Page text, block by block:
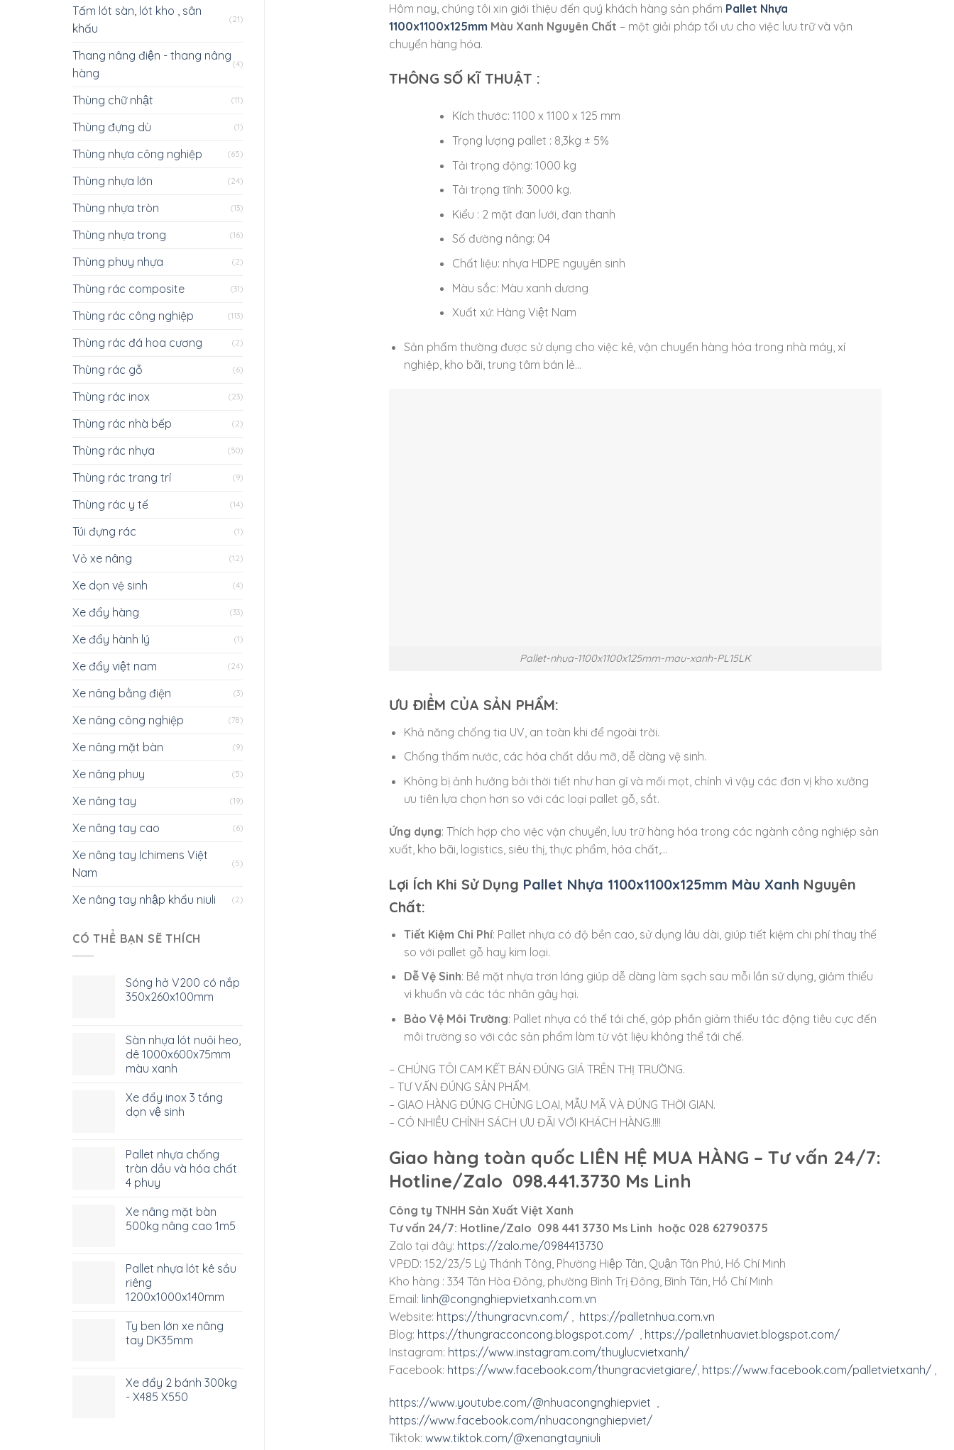
Tấm lót sàn, lót kho , sân
khấu
(21)
Thang nâng điện - thang nâng
hàng
(4)
Thùng chữ nhật (11)
Thùng đựng dù (1)
Thùng nhựa công nghiệp (65)
Thùng nhựa lớn (24)
Thùng nhựa tròn (13)
Thùng nhựa trong (16)
Thùng phuy nhựa (2)
Thùng rác composite (31)
Thùng rác công nghiệp (113)
Thùng rác đá hoa cương (2)
Thùng rác gỗ (6)
Thùng rác inox (23)
Thùng rác nhà bếp (2)
Thùng rác nhựa (50)
Thùng rác trang trí (9)
Thùng rác y tế (14)
Túi đựng rác (1)
Vỏ xe nâng (12)
Xe dọn vệ sinh (4)
Xe đẩy hàng (33)
Xe đẩy hành lý (1)
Xe đẩy việt nam (24)
Xe nâng bằng điện (3)
Xe nâng công nghiệp (78)
Xe nâng mặt bàn (9)
Xe nâng phuy (5)
Xe nâng tay (19)
Xe nâng tay cao (6)
Xe nâng tay Ichimens Việt
Nam
(5)
Xe nâng tay nhập khẩu niuli (2)
CÓ THỂ BẠN SẼ THÍCH
Sóng hở V200 có nắp
350x260x100mm
Sàn nhựa lót nuôi heo,
dê 1000x600x75mm
màu xanh
Xe đẩy inox 3 tầng
dọn vệ sinh
Pallet nhựa chống
tràn dầu và hóa chất
4 phuy
Xe nâng mặt bàn
500kg nâng cao 1m5
Pallet nhựa lót kê sầu
riêng
1200x1000x140mm
Ty ben lớn xe nâng
tay DK35mm
Xe đẩy 2 bánh 300kg
- X485 X550
Hôm nay, chúng tôi xin giới thiệu đến quý khách hàng sản phẩm Pallet Nhựa
1100x1100x125mm Màu Xanh Nguyên Chất – một giải pháp tối ưu cho việc lưu trữ và vận
chuyển hàng hóa.
THÔNG SỐ KĨ THUẬT :
Kích thước: 1100 x 1100 x 125 mm
Trọng lượng pallet : 8,3kg ± 5%
Tải trọng động: 1000 kg
Tải trọng tĩnh: 3000 kg.
Kiểu : 2 mặt đan lưới, đan thanh
Số đường nâng: 04
Chất liệu: nhựa HDPE nguyên sinh
Màu sắc: Màu xanh dương
Xuất xứ: Hàng Việt Nam
Sản phẩm thường được sử dụng cho việc kê, vận chuyển hàng hóa trong nhà máy, xí
nghiệp, kho bãi, trung tâm bán lẻ…
Pallet-nhua-1100x1100x125mm-mau-xanh-PL15LK
ƯU ĐIỂM CỦA SẢN PHẨM:
Khả năng chống tia UV, an toàn khi để ngoài trời.
Chống thấm nước, các hóa chất dầu mỡ, dễ dàng vệ sinh.
Không bị ảnh hưởng bởi thời tiết như han gỉ và mối mọt, chính vì vậy các đơn vị kho xưởng
ưu tiên lựa chọn hơn so với các loại pallet gỗ, sắt.
Ứng dụng: Thích hợp cho việc vận chuyển, lưu trữ hàng hóa trong các ngành công nghiệp sản
xuất, kho bãi, logistics, siêu thị, thực phẩm, hóa chất,…
Lợi Ích Khi Sử Dụng Pallet Nhựa 1100x1100x125mm Màu Xanh Nguyên
Chất:
Tiết Kiệm Chi Phí: Pallet nhựa có độ bền cao, sử dụng lâu dài, giúp tiết kiệm chi phí thay thế
so với pallet gỗ hay kim loại.
Dễ Vệ Sinh: Bề mặt nhựa trơn láng giúp dễ dàng làm sạch sau mỗi lần sử dụng, giảm thiểu
vi khuẩn và các tác nhân gây hại.
Bảo Vệ Môi Trường: Pallet nhựa có thể tái chế, góp phần giảm thiểu tác động tiêu cực đến
môi trường so với các sản phẩm làm từ vật liệu không thể tái chế.
– CHÚNG TÔI CAM KẾT BÁN ĐÚNG GIÁ TRÊN THỊ TRƯỜNG.
– TƯ VẤN ĐÚNG SẢN PHẨM.
– GIAO HÀNG ĐÚNG CHỦNG LOẠI, MẪU MÃ VÀ ĐÚNG THỜI GIAN.
– CÓ NHIỀU CHÍNH SÁCH ƯU ĐÃI VỚI KHÁCH HÀNG.!!!!
Giao hàng toàn quốc LIÊN HỆ MUA HÀNG – Tư vấn 24/7:
Hotline/Zalo 098.441.3730 Ms Linh
Công ty TNHH Sản Xuất Việt Xanh
Tư vấn 24/7: Hotline/Zalo 098 441 3730 Ms Linh hoặc 028 62790375
Zalo tại đây: https://zalo.me/0984413730
VPĐD: 152/23/5 Lý Thánh Tông, Phường Hiệp Tân, Quận Tân Phú, Hồ Chí Minh
Kho hàng : 334 Tân Hòa Đông, phường Bình Trị Đông, Bình Tân, Hồ Chí Minh
Email: linh@congnghiepvietxanh.com.vn
Website: https://thungracvn.com/, https://palletnhua.com.vn
Blog: https://thungracconcong.blogspot.com/, https://palletnhuaviet.blogspot.com/
Instagram: https://www.instagram.com/thuylucvietxanh/
Facebook: https://www.facebook.com/thungracvietgiare/, https://www.facebook.com/palletvietxanh/,
https://www.youtube.com/@nhuacongnghiepviet
https://www.facebook.com/nhuacongnghiepviet/
Tiktok: www.tiktok.com/@xenangtayniuli